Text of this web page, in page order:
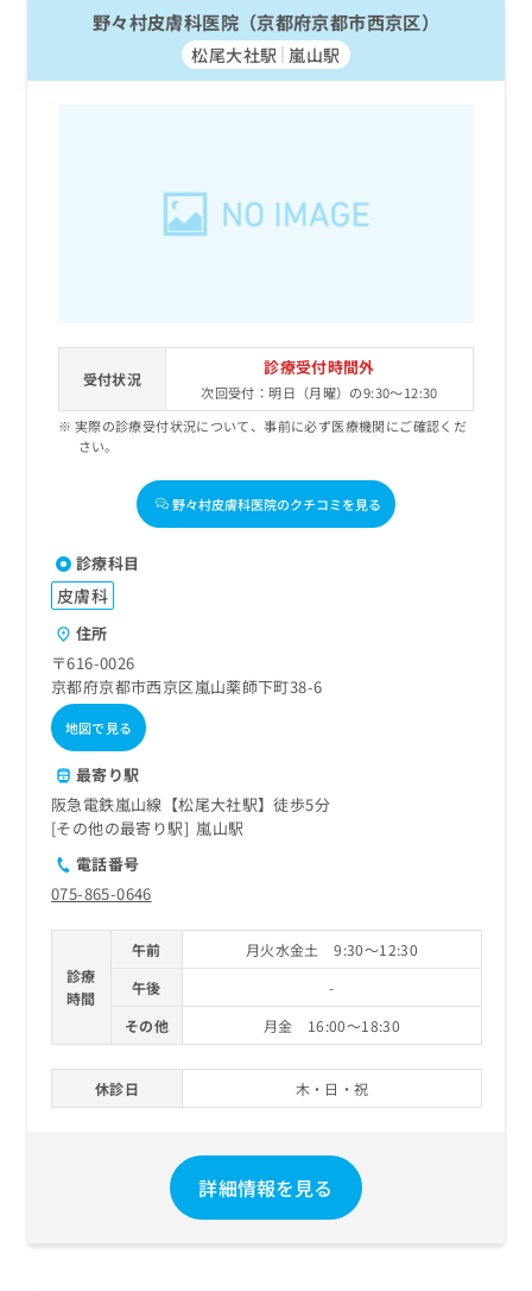
野々村皮膚科医院（京都府京都市西京区）
松尾大社駅 嵐山駅
受付状況
診療受付時間外
次回受付：明日（月曜）の9:30～12:30
実際の診療受付状況について、事前に必ず医療機関にご確認くだ
さい。
野々村皮膚科医院のクチコミを見る
診療科目
皮膚科
住所
〒616-0026
京都府京都市西京区嵐山薬師下町38-6
地図で見る
最寄り駅
阪急電鉄嵐山線【松尾大社駅】徒歩5分
その他の最寄り駅
嵐山駅
電話番号
075-865-0646
診療
時間
午前
月火水金土 9:30～12:30
午後
-
その他
月金 16:00～18:30
休診日 木・日・祝
詳細情報を見る